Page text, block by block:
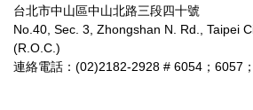
台北市中山區中山北路三段四十號
No.40, Sec. 3, Zhongshan N. Rd., Taipei
(R.O.C.)
連絡電話：(02)2182-2928 # 6054；6057